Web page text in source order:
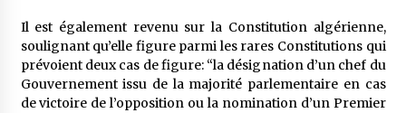
Il est également revenu sur la Constitution algérienne,
soulignant qu’elle figure parmi les rares Constitutions qui
prévoient deux cas de figure: “la désignation d’un chef du
Gouvernement issu de la majorité parlementaire en cas
de victoire de l’opposition ou la nomination d’un Premier